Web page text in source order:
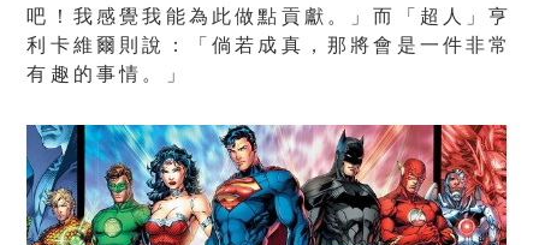
吧！我感覺我能為此做點貢獻。」而「超人」亨
利卡維爾則說：「倘若成真，那將會是一件非常
有趣的事情。」